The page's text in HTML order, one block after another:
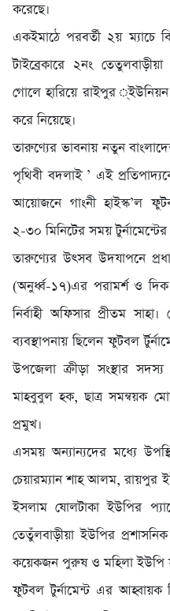
করেছে।
একইমাঠে পরবর্তী ২য় ম্যাচে
টাইব্রেকারে ২নং
গোলে হারিয়ে রাইপুর
করে নিয়েছে।
তারুণ্যের ভাবনায় নতুন
পৃথিবী বদলাই ’ এই
আয়োজনে গাংনী হাইস্ক’ল
২-৩০ মিনিটের সময়
তারুণ্যের উৎসব উদযাপনে
(অনুর্ধ্ব-১৭)এর পরামর্শ ও দিক
নির্বাহী অফিসার প্রীতম
ব্যবস্থাপনায় ছিলেন ফুটবল
উপজেলা ক্রীড়া সংস্থার
মাহবুবুল হক, ছাত্র সমন্বয়ক
প্রমুখ।
এসময় অন্যান্যদের মধ্যে
চেয়ারম্যান শাহ আলম, রায়পুর
ইসলাম ষোলটাকা ইউপির
তেতুঁলবাড়ীয়া ইউপির
কয়েকজন পুরুষ ও মহিলা ইউপি
ফুটবল টুর্নামেন্ট এর আহ্বায়ক